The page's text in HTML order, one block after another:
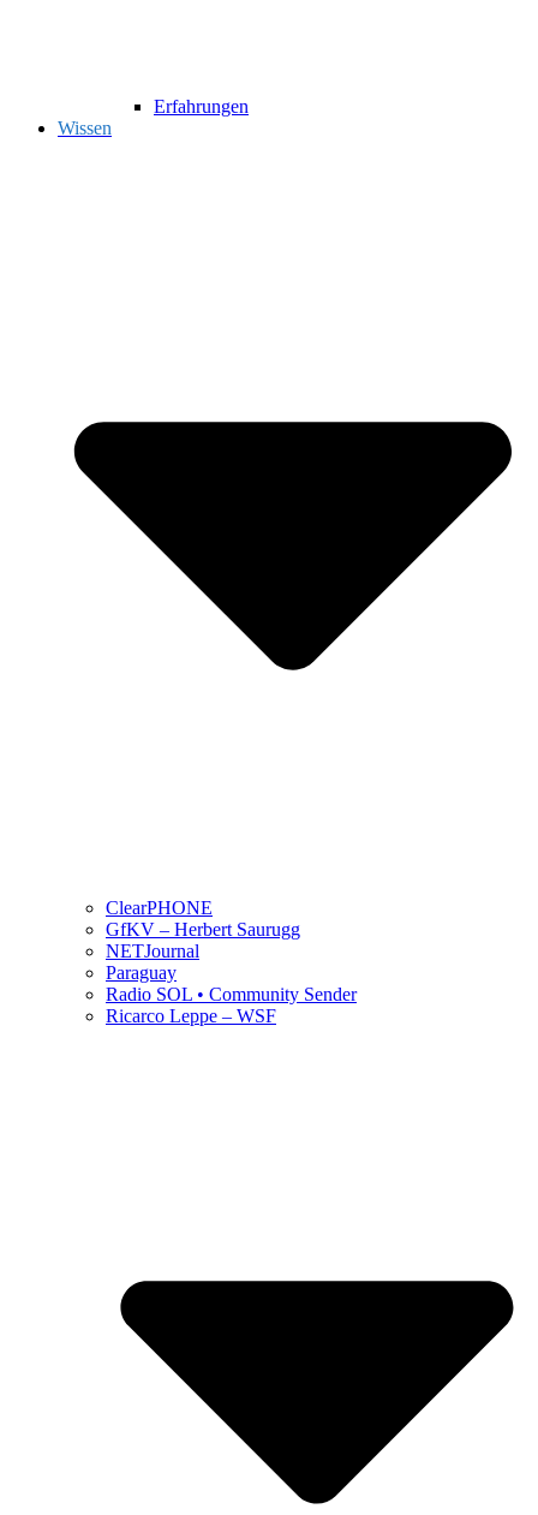
Erfahrungen
Wissen
ClearPHONE
GfKV – Herbert Saurugg
NETJournal
Paraguay
Radio SOL • Community Sender
Ricarco Leppe – WSF